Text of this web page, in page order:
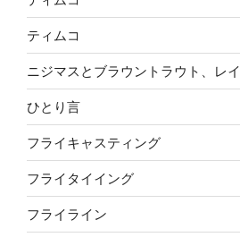
ティムコ
ニジマスとブラウントラウト、レ
ひとり言
フライキャスティング
フライタイイング
フライライン